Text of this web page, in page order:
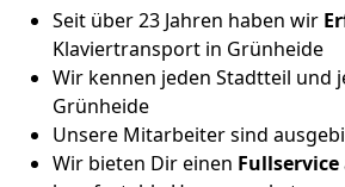
Seit über 23 Jahren haben wir
Klaviertransport in Grünheide
Wir kennen jeden Stadtteil und
Grünheide
Unsere Mitarbeiter sind
Wir bieten Dir einen Fullservice